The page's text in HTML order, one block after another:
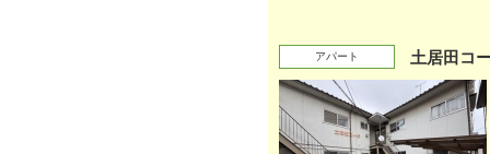
アパート 土居田コ